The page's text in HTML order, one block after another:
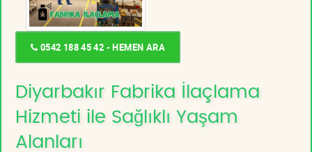
0542 188 45 42 - HEMEN ARA
Diyarbakır Fabrika İlaçlama
Hizmeti ile Sağlıklı Yaşam
Alanları